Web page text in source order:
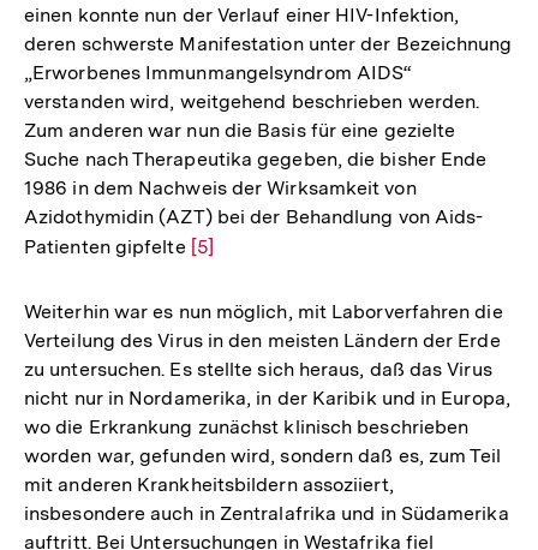
einen konnte nun der Verlauf einer HIV-Infektion,
deren schwerste Manifestation unter der Bezeichnung
„Erworbenes Immunmangelsyndrom AIDS“
verstanden wird, weitgehend beschrieben werden.
Zum anderen war nun die Basis für eine gezielte
Suche nach Therapeutika gegeben, die bisher Ende
1986 in dem Nachweis der Wirksamkeit von
Azidothymidin (AZT) bei der Behandlung von Aids-
Patienten gipfelte Zur
der
Fußnote
[5]
Weiterhin war es nun möglich, mit Laborverfahren die
Verteilung des Virus in den meisten Ländern der Erde
zu untersuchen. Es stellte sich heraus, daß das Virus
nicht nur in Nordamerika, in der Karibik und in Europa,
wo die Erkrankung zunächst klinisch beschrieben
worden war, gefunden wird, sondern daß es, zum Teil
mit anderen Krankheitsbildern assoziiert,
insbesondere auch in Zentralafrika und in Südamerika
auftritt. Bei Untersuchungen in Westafrika fiel